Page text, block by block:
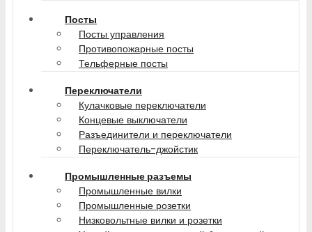
Посты
Посты управления
Противопожарные посты
Тельферные посты
Переключатели
Кулачковые переключатели
Концевые выключатели
Разъединители и переключатели
Переключатель-джойстик
Промышленные разъемы
Промышленные вилки
Промышленные розетки
Низковольтные вилки и розетки